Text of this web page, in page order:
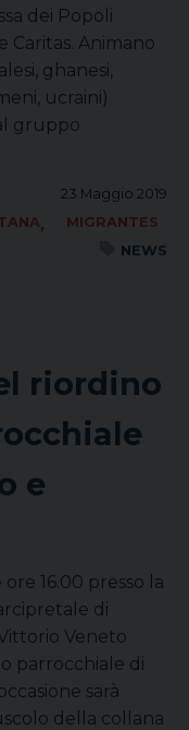
dei Popoli
Caritas. Animano
ghanesi,
ucraini)
gruppo
23 Maggio 2019
,
MIGRANTES
NEWS
riordino
e
16.00 presso la
di
Veneto
parrocchiale di
sarà
della collana